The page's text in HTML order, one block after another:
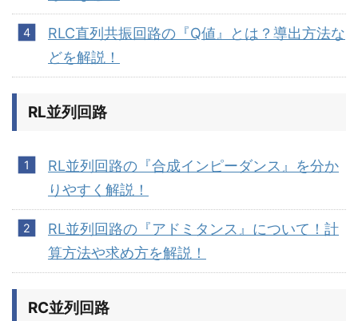
RLC直列共振回路の『Q値』とは？導出方法な
どを解説！
RL並列回路
RL並列回路の『合成インピーダンス』を分か
りやすく解説！
RL並列回路の『アドミタンス』について！計
算方法や求め方を解説！
RC並列回路